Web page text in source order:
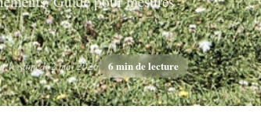
le samedi 2 mai 2026 6 min de lecture